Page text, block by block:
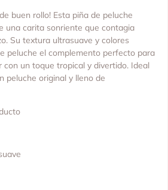
buen rollo! Esta piña de peluche
una carita sonriente que contagia
Su textura ultrasuave y colores
peluche el complemento perfecto para
con un toque tropical y divertido. Ideal
peluche original y lleno de